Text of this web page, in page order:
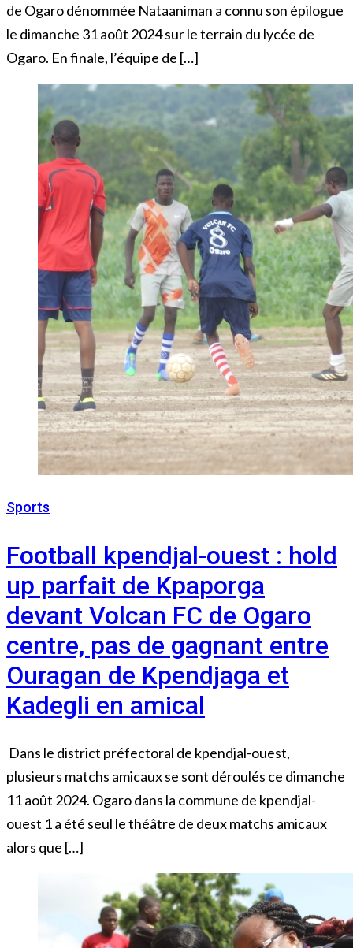
de Ogaro dénommée Nataaniman a connu son épilogue
le dimanche 31 août 2024 sur le terrain du lycée de
Ogaro. En finale, l’équipe de […]
Sports
Football kpendjal-ouest : hold
up parfait de Kpaporga
devant Volcan FC de Ogaro
centre, pas de gagnant entre
Ouragan de Kpendjaga et
Kadegli en amical
Dans le district préfectoral de kpendjal-ouest,
plusieurs matchs amicaux se sont déroulés ce dimanche
11 août 2024. Ogaro dans la commune de kpendjal-
ouest 1 a été seul le théâtre de deux matchs amicaux
alors que […]